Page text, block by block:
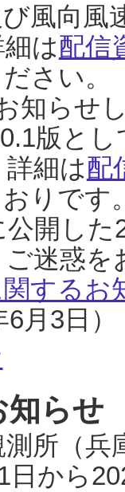
風向風
は配信
さい。
知らせ
版と
細は配
りです
開し
迷惑
するお
月3日）
知らせ
所（
日から